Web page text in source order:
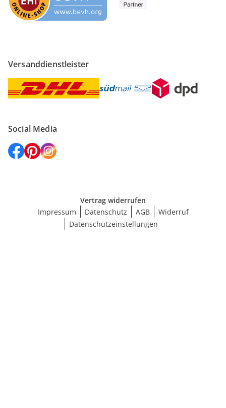
Versanddienstleister
Social Media
Vertrag widerrufen
Impressum
Datenschutz AGB
Widerruf
Datenschutzeinstellungen